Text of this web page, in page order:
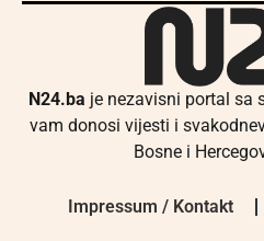
N24.ba je nezavisni portal sa
vam donosi vijesti i
Bosne i
Impressum / Kontakt